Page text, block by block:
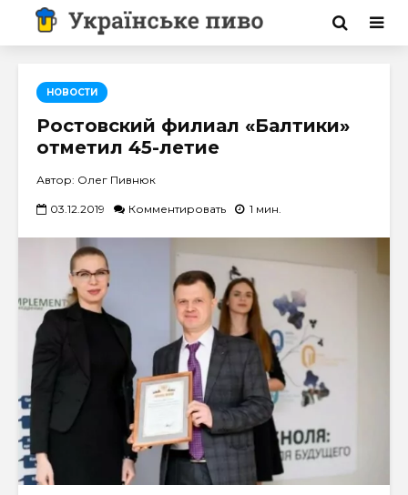
НОВОСТИ
Ростовский филиал «Балтики»
отметил 45-летие
Автор: Олег Пивнюк
03.12.2019 Комментировать 1 мин.